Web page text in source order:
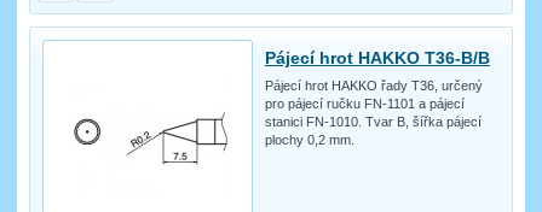
Pájecí hrot HAKKO T36-B/B
Pájecí hrot HAKKO řady T36, určený
pro pájecí ručku FN-1101 a pájecí
stanici FN-1010. Tvar B, šířka pájecí
plochy 0,2 mm.